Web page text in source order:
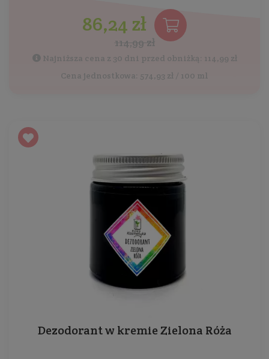
86,24 zł
114,99 zł
Najniższa cena z 30 dni przed obniżką: 114,99 zł
Cena jednostkowa: 574,93 zł / 100 ml
Dezodorant w kremie Zielona Róża